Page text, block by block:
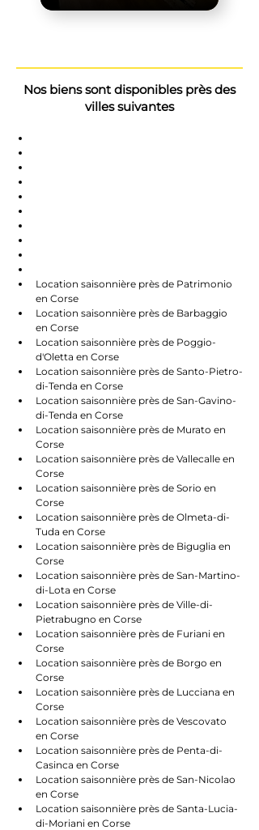
Nos biens sont disponibles près des
villes suivantes
Location saisonnière près de Patrimonio
en Corse
Location saisonnière près de Barbaggio
en Corse
Location saisonnière près de Poggio-
d'Oletta en Corse
Location saisonnière près de Santo-Pietro-
di-Tenda en Corse
Location saisonnière près de San-Gavino-
di-Tenda en Corse
Location saisonnière près de Murato en
Corse
Location saisonnière près de Vallecalle en
Corse
Location saisonnière près de Sorio en
Corse
Location saisonnière près de Olmeta-di-
Tuda en Corse
Location saisonnière près de Biguglia en
Corse
Location saisonnière près de San-Martino-
di-Lota en Corse
Location saisonnière près de Ville-di-
Pietrabugno en Corse
Location saisonnière près de Furiani en
Corse
Location saisonnière près de Borgo en
Corse
Location saisonnière près de Lucciana en
Corse
Location saisonnière près de Vescovato
en Corse
Location saisonnière près de Penta-di-
Casinca en Corse
Location saisonnière près de San-Nicolao
en Corse
Location saisonnière près de Santa-Lucia-
di-Moriani en Corse